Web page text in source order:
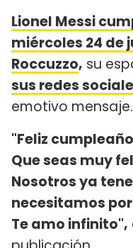
Lionel Messi
miércoles 24 de
Roccuzzo, su
sus redes
emotivo mensaje.
"Feliz
Que seas muy
Nosotros ya
necesitamos
Te amo infinito",